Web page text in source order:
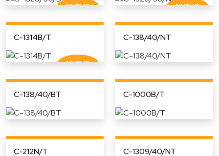
C-1314B/T C-138/40/NT
C-138/40/BT C-1000B/T
C-212N/T C-1309/40/NT